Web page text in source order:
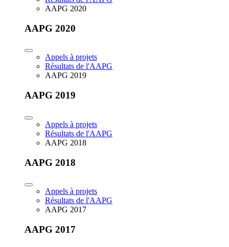
AAPG 2020
AAPG 2020
Appels à projets
Résultats de l'AAPG
AAPG 2019
AAPG 2019
Appels à projets
Résultats de l'AAPG
AAPG 2018
AAPG 2018
Appels à projets
Résultats de l'AAPG
AAPG 2017
AAPG 2017